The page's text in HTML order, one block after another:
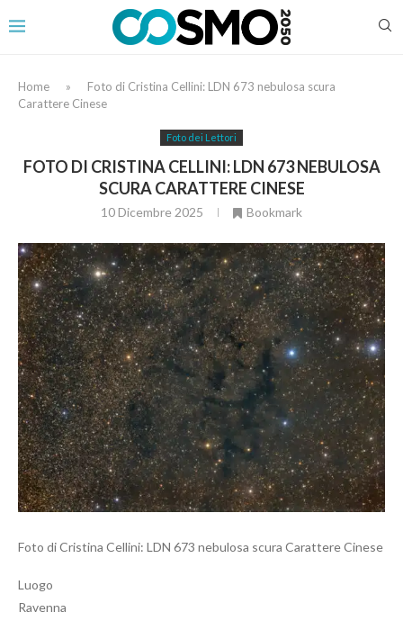
Home »
Foto di Cristina Cellini: LDN 673 nebulosa scura
Carattere Cinese
Foto dei Lettori
FOTO DI CRISTINA CELLINI: LDN 673 NEBULOSA
SCURA CARATTERE CINESE
10 Dicembre 2025 Bookmark
Foto di Cristina Cellini: LDN 673 nebulosa scura Carattere Cinese
Luogo
Ravenna